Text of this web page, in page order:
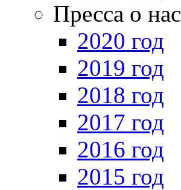
Пресса о нас
2020 год
2019 год
2018 год
2017 год
2016 год
2015 год